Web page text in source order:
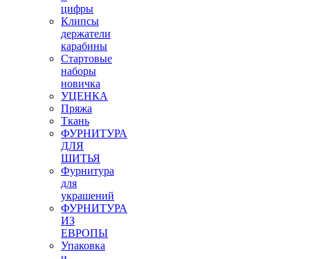
цифры
Клипсы
держатели
карабины
Стартовые
наборы
новичка
УЦЕНКА
Пряжа
Ткань
ФУРНИТУРА
ДЛЯ
ШИТЬЯ
Фурнитура
для
украшений
ФУРНИТУРА
ИЗ
ЕВРОПЫ
Упаковка